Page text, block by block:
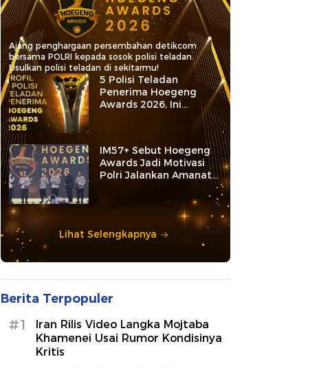
Ajang penghargaan persembahan detikcom
bersama POLRI kepada sosok polisi teladan.
Usulkan polisi teladan di sekitarmu!
5 Polisi Teladan
Penerima Hoegeng
Awards 2026, Ini
Kategori dan Kiprahnya
IM57+ Sebut Hoegeng
Awards Jadi Motivasi
Polri Jalankan Amanat
Lihat Selengkapnya
Berita Terpopuler
#1
Iran Rilis Video Langka Mojtaba
Khamenei Usai Rumor Kondisinya
Kritis